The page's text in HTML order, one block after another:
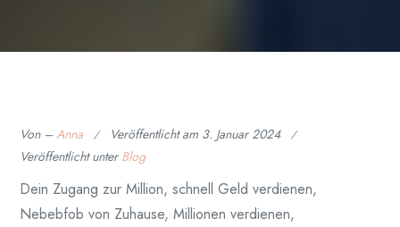
Von –Anna Veröffentlicht am 3. Januar 2024
Veröffentlicht unter Blog
Dein Zugang zur Million, schnell Geld verdienen,
Nebebfob von Zuhause, Millionen verdienen,